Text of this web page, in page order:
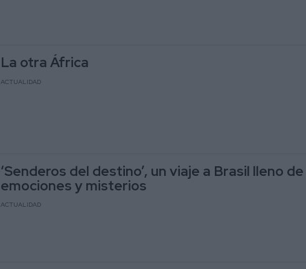
La otra África
ACTUALIDAD
‘Senderos del destino’, un viaje a Brasil lleno de
emociones y misterios
ACTUALIDAD